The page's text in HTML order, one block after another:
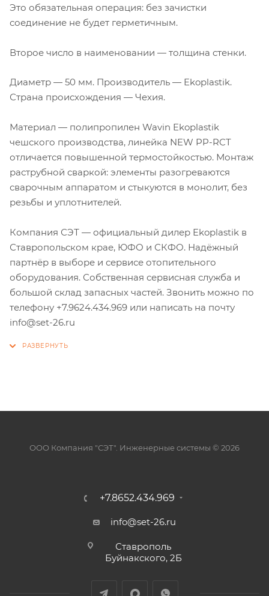
Это обязательная операция: без зачистки
соединение не будет герметичным.
Второе число в наименовании — толщина стенки.
Диаметр — 50 мм. Производитель — Ekoplastik.
Страна происхождения — Чехия.
Материал — полипропилен Wavin Ekoplastik
чешского производства, линейка NEW PP-RCT
отличается повышенной термостойкостью. Монтаж
раструбной сваркой: элементы разогреваются
сварочным аппаратом и стыкуются в монолит, без
резьбы и уплотнителей.
Компания СЭТ — официальный дилер Ekoplastik в
Ставропольском крае, ЮФО и СКФО. Надёжный
партнёр в выборе и сервисе отопительного
оборудования. Собственная сервисная служба и
большой склад запасных частей. Звонить можно по
телефону +7.9624.434.969 или написать на почту
info@set-26.ru
ООО Компания "СЭТ". Инженерные системы © 2026
+7.8652.434.969
info@set-26.ru
Ставрополь
Буйнакского, 2Б